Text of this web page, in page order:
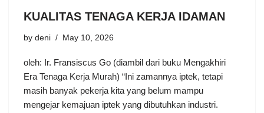
KUALITAS TENAGA KERJA IDAMAN
by deni May 10, 2026
oleh: Ir. Fransiscus Go (diambil dari buku Mengakhiri
Era Tenaga Kerja Murah) “Ini zamannya iptek, tetapi
masih banyak pekerja kita yang belum mampu
mengejar kemajuan iptek yang dibutuhkan industri.